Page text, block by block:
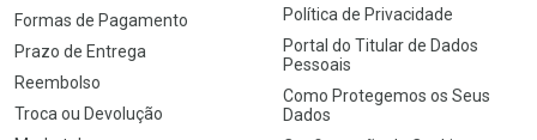
Formas de Pagamento
Prazo de Entrega
Reembolso
Troca ou Devolução
Política de Privacidade
Portal do Titular de Dados
Pessoais
Como Protegemos os Seus
Dados